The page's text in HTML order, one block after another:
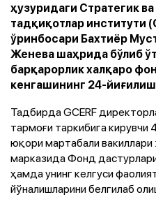
ҳузуридаги Стратегик
тадқиқотлар институти
ўринбосари Бахтиёр
Женева шаҳрида бўлиб
барқарорлик халқаро
кенгашининг 24-
Тадбирда GCERF
тармоғи таркибига кирувчи
юқори мартабали
марказида Фонд
ҳамда унинг келгуси
йўналишларини белгилаб